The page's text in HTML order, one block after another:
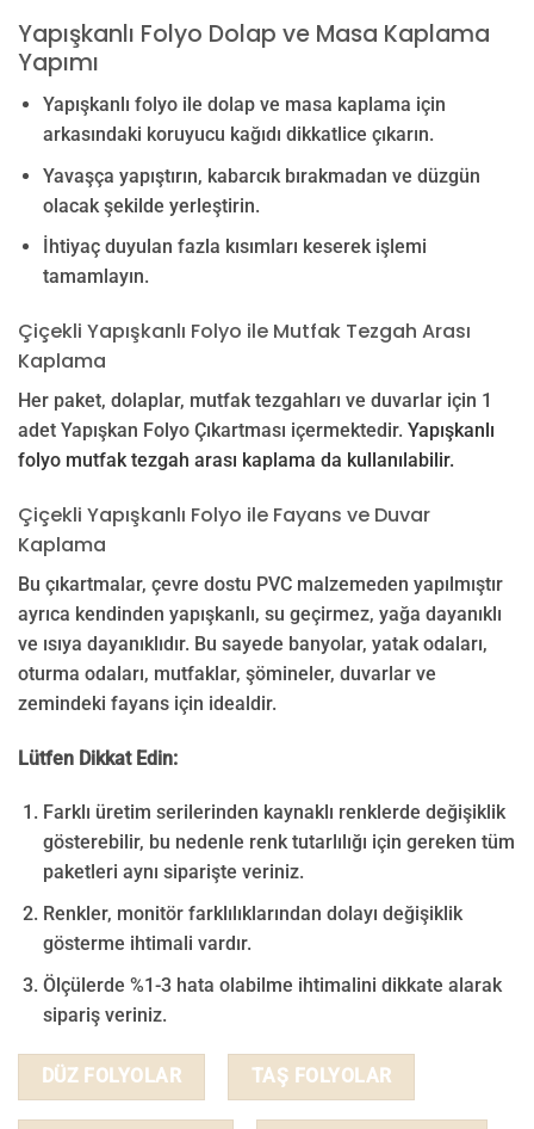
Yapışkanlı Folyo Dolap ve Masa Kaplama
Yapımı
Yapışkanlı folyo ile dolap ve masa kaplama için
arkasındaki koruyucu kağıdı dikkatlice çıkarın.
Yavaşça yapıştırın, kabarcık bırakmadan ve düzgün
olacak şekilde yerleştirin.
İhtiyaç duyulan fazla kısımları keserek işlemi
tamamlayın.
Çiçekli Yapışkanlı Folyo ile Mutfak Tezgah Arası
Kaplama
Her paket, dolaplar, mutfak tezgahları ve duvarlar için 1
adet Yapışkan Folyo Çıkartması içermektedir. Yapışkanlı
folyo mutfak tezgah arası kaplama da kullanılabilir.
Çiçekli Yapışkanlı Folyo ile Fayans ve Duvar
Kaplama
Bu çıkartmalar, çevre dostu PVC malzemeden yapılmıştır
ayrıca kendinden yapışkanlı, su geçirmez, yağa dayanıklı
ve ısıya dayanıklıdır. Bu sayede banyolar, yatak odaları,
oturma odaları, mutfaklar, şömineler, duvarlar ve
zemindeki fayans için idealdir.
Lütfen Dikkat Edin:
Farklı üretim serilerinden kaynaklı renklerde değişiklik
gösterebilir, bu nedenle renk tutarlılığı için gereken tüm
paketleri aynı siparişte veriniz.
Renkler, monitör farklılıklarından dolayı değişiklik
gösterme ihtimali vardır.
Ölçülerde %1-3 hata olabilme ihtimalini dikkate alarak
sipariş veriniz.
DÜZ FOLYOLAR TAŞ FOLYOLAR